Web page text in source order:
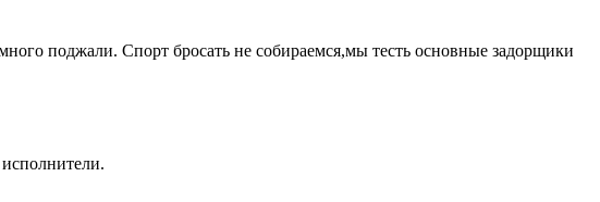
поджали. Спорт бросать не собираемся,мы тесть основные задорщики